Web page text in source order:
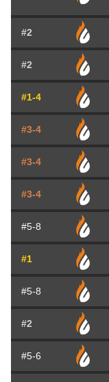
#2
#2
#1-4
#3-4
#3-4
#3-4
#5-8
#1
#5-8
#2
#5-6